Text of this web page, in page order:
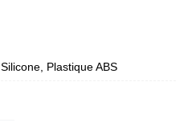
Silicone, Plastique ABS